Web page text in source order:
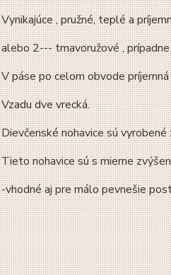
Vynikajúce , pružné, teplé a
alebo 2--- tmavoružové ,
V páse po celom obvode
Vzadu dve vrecká.
Dievčenské nohavice sú
Tieto nohavice sú s mierne
-vhodné aj pre málo pevnešie